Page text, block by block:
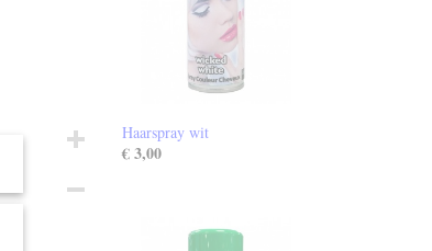
Haarspray wit
€ 3,00